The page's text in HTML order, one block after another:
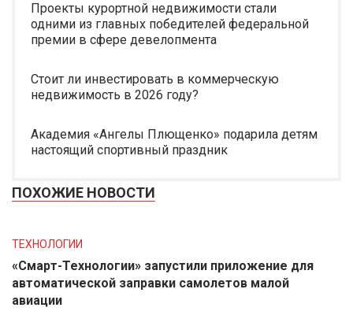
Проекты курортной недвижимости стали
одними из главных победителей федеральной
премии в сфере девелопмента
Стоит ли инвестировать в коммерческую
недвижимость в 2026 году?
Академия «Ангелы Плющенко» подарила детям
настоящий спортивный праздник
ПОХОЖИЕ НОВОСТИ
ТЕХНОЛОГИИ
«Смарт-Технологии» запустили приложение для
автоматической заправки самолетов малой
авиации